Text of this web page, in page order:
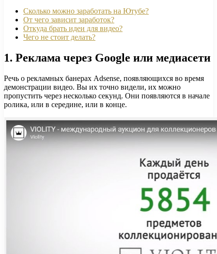
Сколько можно заработать на Ютубе?
От чего зависит заработок?
Откуда брать идеи для видео?
Чего не стоит делать?
1. Реклама через Google или медиасети
Речь о рекламных банерах Adsense, появляющихся во время
демонстрации видео. Вы их точно видели, их можно
пропустить через несколько секунд. Они появляются в начале
ролика, или в середине, или в конце.